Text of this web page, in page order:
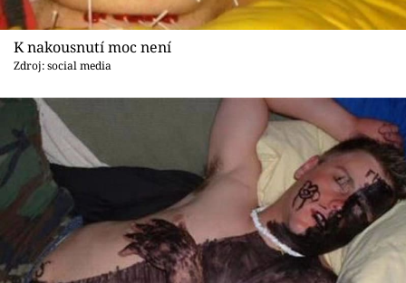
K nakousnutí moc není
Zdroj: social media